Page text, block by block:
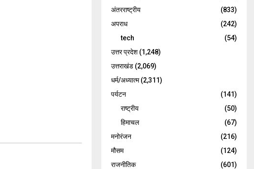
अंतरराष्ट्रीय
(833)
अपराध
(242)
tech
(54)
उत्तर प्रदेश(1,248)
उत्तराखंड (2,069)
धर्म/अध्यात्म(2,311)
पर्यटन
(141)
राष्ट्रीय
(50)
हिमाचल
(67)
मनोरंजन
(216)
मौसम
(124)
राजनीतिक
(601)